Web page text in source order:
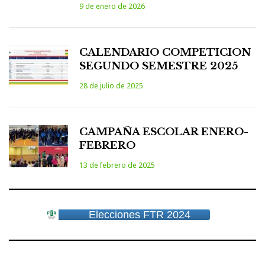
9 de enero de 2026
CALENDARIO COMPETICION
SEGUNDO SEMESTRE 2025
28 de julio de 2025
CAMPAÑA ESCOLAR ENERO-
FEBRERO
13 de febrero de 2025
Elecciones FTR 2024